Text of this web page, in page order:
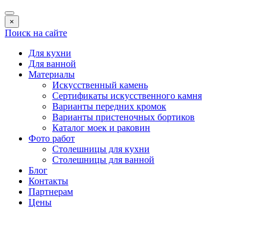
×
Поиск на сайте
Для кухни
Для ванной
Материалы
Искусственный камень
Сертификаты искусственного камня
Варианты передних кромок
Варианты пристеночных бортиков
Каталог моек и раковин
Фото работ
Столешницы для кухни
Столешницы для ванной
Блог
Контакты
Партнерам
Цены